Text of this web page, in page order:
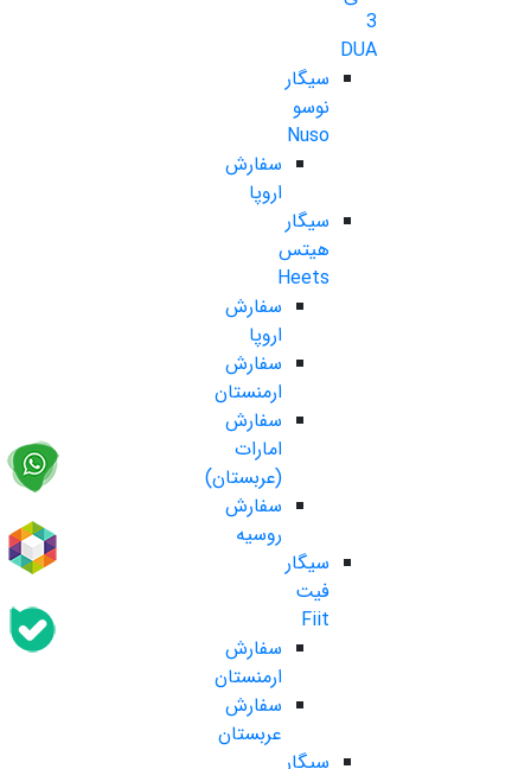
3
DUA
سیگار
نوسو
Nuso
سفارش
اروپا
سیگار
هیتس
Heets
سفارش
اروپا
سفارش
ارمنستان
سفارش
امارات
(عربستان)
سفارش
روسیه
سیگار
فیت
Fiit
سفارش
ارمنستان
سفارش
عربستان
سیگار